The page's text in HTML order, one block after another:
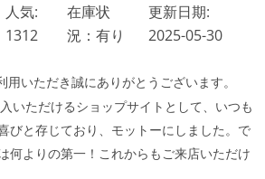
人気:
1312
在庫状
況：有り
更新日期:
2025-05-30
用いただき誠にありがとうございます。
いただけるショップサイトとして、いつも
びと存じており、モットーにしました。で
何よりの第一！これからもご来店いただけ